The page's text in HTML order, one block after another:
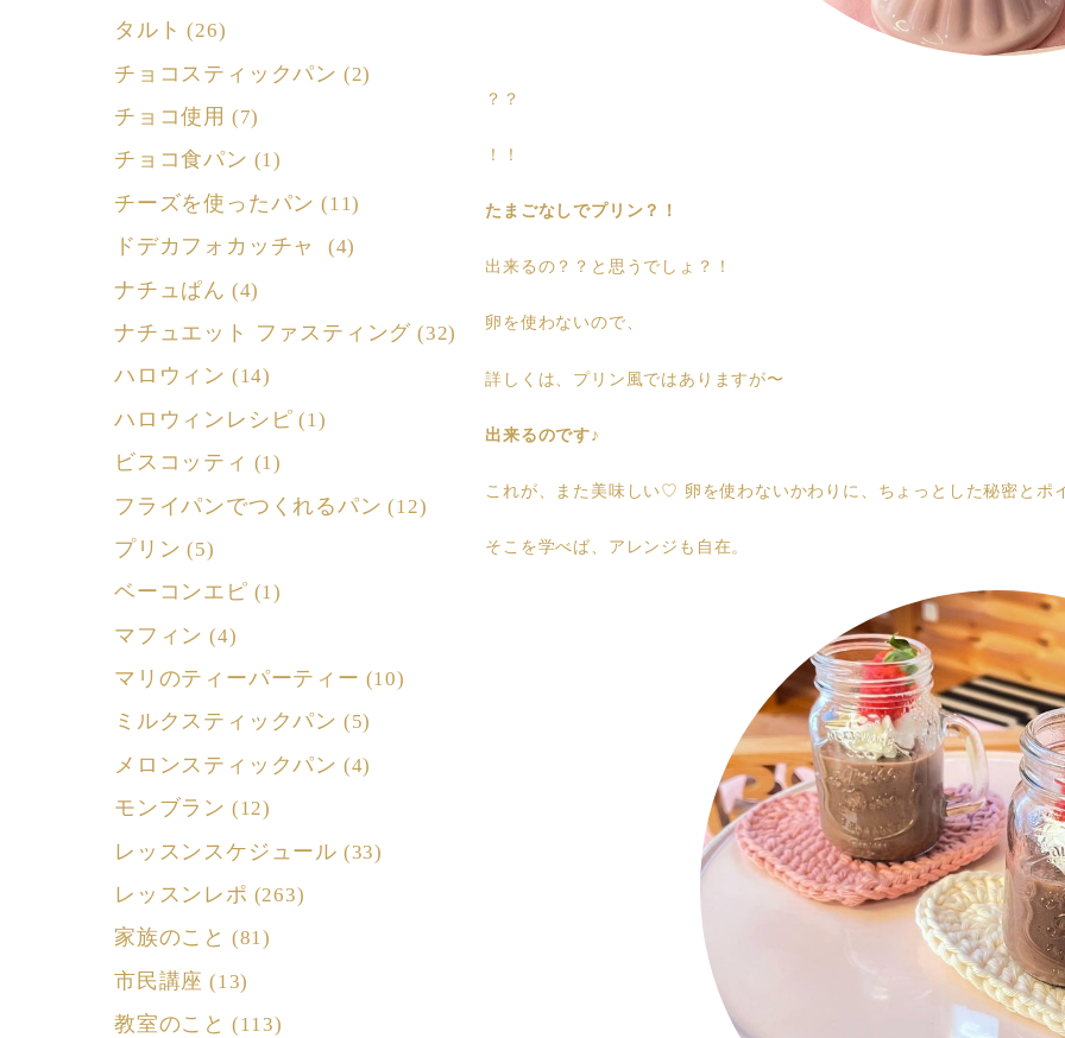
？？
！！
たまごなしでプリン？！
出来るの？？と思うでしょ？！
卵を使わないので、
詳しくは、プリン風ではありますが〜
出来るのです♪
これが、また美味しい♡ 卵を使わないかわりに、ちょっとした秘密とポ
そこを学べば、アレンジも自在。
タルト (26)
チョコスティックパン (2)
チョコ使用 (7)
チョコ食パン (1)
チーズを使ったパン (11)
ドデカフォカッチャ (4)
ナチュぱん (4)
ナチュエット ファスティング (32)
ハロウィン (14)
ハロウィンレシピ (1)
ビスコッティ (1)
フライパンでつくれるパン (12)
プリン (5)
ベーコンエピ (1)
マフィン (4)
マリのティーパーティー (10)
ミルクスティックパン (5)
メロンスティックパン (4)
モンブラン (12)
レッスンスケジュール (33)
レッスンレポ (263)
家族のこと (81)
市民講座 (13)
教室のこと (113)